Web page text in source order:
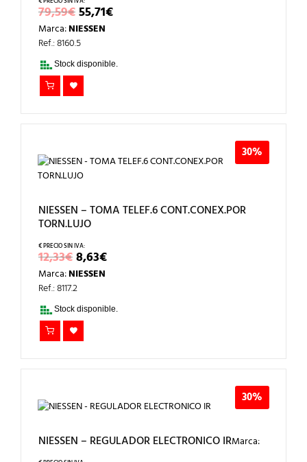
79,59€EL
PRECIO
ORIGINAL
ERA:
79,59€.
55,71€EL
PRECIO
Marca:NIESSEN
Ref.: 8160.5
Stock disponible.
30%
NIESSEN – TOMA TELEF.6 CONT.CONEX.POR
TORN.LUJO
12,33€EL
PRECIO
ORIGINAL
ERA:
12,33€.
8,63€EL
PRECIO
8,63€.
Marca:NIESSEN
Ref.: 8117.2
Stock disponible.
30%
NIESSEN – REGULADOR ELECTRONICO IRMarca: